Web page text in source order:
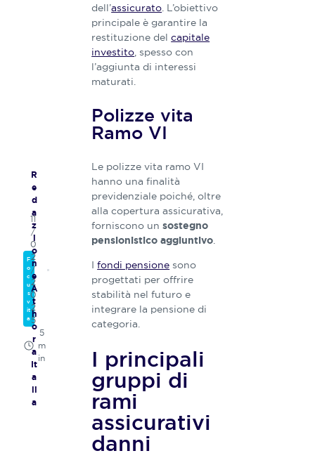
F
o
c
u
s
v
it
a
11
/
0
2
/
2
0
2
5
5
m
in
R
e
d
a
z
o
n
e
A
t
h
o
r
a
It
a
a
dell’assicurato. L’obiettivo
principale è garantire la
restituzione delcapitale
investito, spesso con
l’aggiunta di interessi
maturati.
Polizze vita
Ramo VI
Le polizze vita ramo VI
hanno una finalità
previdenziale poiché, oltre
alla copertura assicurativa,
forniscono unsostegno
pensionistico aggiuntivo.
Ifondi pensione sono
progettati per offrire
stabilità nel futuro e
integrare la pensione di
categoria.
I principali
gruppi di
rami
assicurativi
danni​​